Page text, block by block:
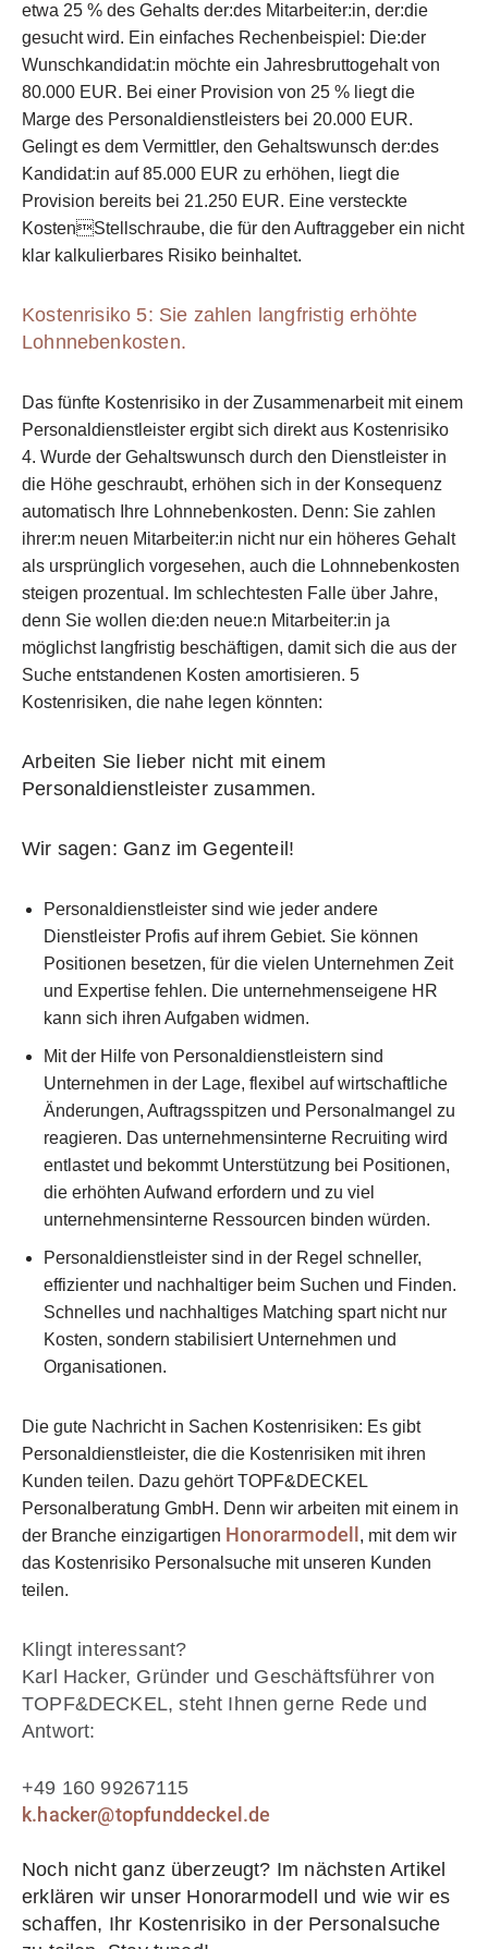
etwa 25 % des Gehalts der:des Mitarbeiter:in, der:die
gesucht wird. Ein einfaches Rechenbeispiel: Die:der
Wunschkandidat:in möchte ein Jahresbruttogehalt von
80.000 EUR. Bei einer Provision von 25 % liegt die
Marge des Personaldienstleisters bei 20.000 EUR.
Gelingt es dem Vermittler, den Gehaltswunsch der:des
Kandidat:in auf 85.000 EUR zu erhöhen, liegt die
Provision bereits bei 21.250 EUR. Eine versteckte
KostenStellschraube, die für den Auftraggeber ein nicht
klar kalkulierbares Risiko beinhaltet.
Kostenrisiko 5: Sie zahlen langfristig erhöhte
Lohnnebenkosten.
Das fünfte Kostenrisiko in der Zusammenarbeit mit einem
Personaldienstleister ergibt sich direkt aus Kostenrisiko
4. Wurde der Gehaltswunsch durch den Dienstleister in
die Höhe geschraubt, erhöhen sich in der Konsequenz
automatisch Ihre Lohnnebenkosten. Denn: Sie zahlen
ihrer:m neuen Mitarbeiter:in nicht nur ein höheres Gehalt
als ursprünglich vorgesehen, auch die Lohnnebenkosten
steigen prozentual. Im schlechtesten Falle über Jahre,
denn Sie wollen die:den neue:n Mitarbeiter:in ja
möglichst langfristig beschäftigen, damit sich die aus der
Suche entstandenen Kosten amortisieren. 5
Kostenrisiken, die nahe legen könnten:
Arbeiten Sie lieber nicht mit einem
Personaldienstleister zusammen.
Wir sagen: Ganz im Gegenteil!
Personaldienstleister sind wie jeder andere
Dienstleister Profis auf ihrem Gebiet. Sie können
Positionen besetzen, für die vielen Unternehmen Zeit
und Expertise fehlen. Die unternehmenseigene HR
kann sich ihren Aufgaben widmen.
Mit der Hilfe von Personaldienstleistern sind
Unternehmen in der Lage, flexibel auf wirtschaftliche
Änderungen, Auftragsspitzen und Personalmangel zu
reagieren. Das unternehmensinterne Recruiting wird
entlastet und bekommt Unterstützung bei Positionen,
die erhöhten Aufwand erfordern und zu viel
unternehmensinterne Ressourcen binden würden.
Personaldienstleister sind in der Regel schneller,
effizienter und nachhaltiger beim Suchen und Finden.
Schnelles und nachhaltiges Matching spart nicht nur
Kosten, sondern stabilisiert Unternehmen und
Organisationen.
Die gute Nachricht in Sachen Kostenrisiken: Es gibt
Personaldienstleister, die die Kostenrisiken mit ihren
Kunden teilen. Dazu gehört TOPF&DECKEL
Personalberatung GmbH. Denn wir arbeiten mit einem in
der Branche einzigartigen Honorarmodell
, mit dem wir
das Kostenrisiko Personalsuche mit unseren Kunden
teilen.
Klingt interessant?
Karl Hacker, Gründer und Geschäftsführer von
TOPF&DECKEL, steht Ihnen gerne Rede und
Antwort:
+49 160 99267115
k.hacker@topfunddeckel.de
Noch nicht ganz überzeugt? Im nächsten Artikel
erklären wir unser Honorarmodell und wie wir es
schaffen, Ihr Kostenrisiko in der Personalsuche